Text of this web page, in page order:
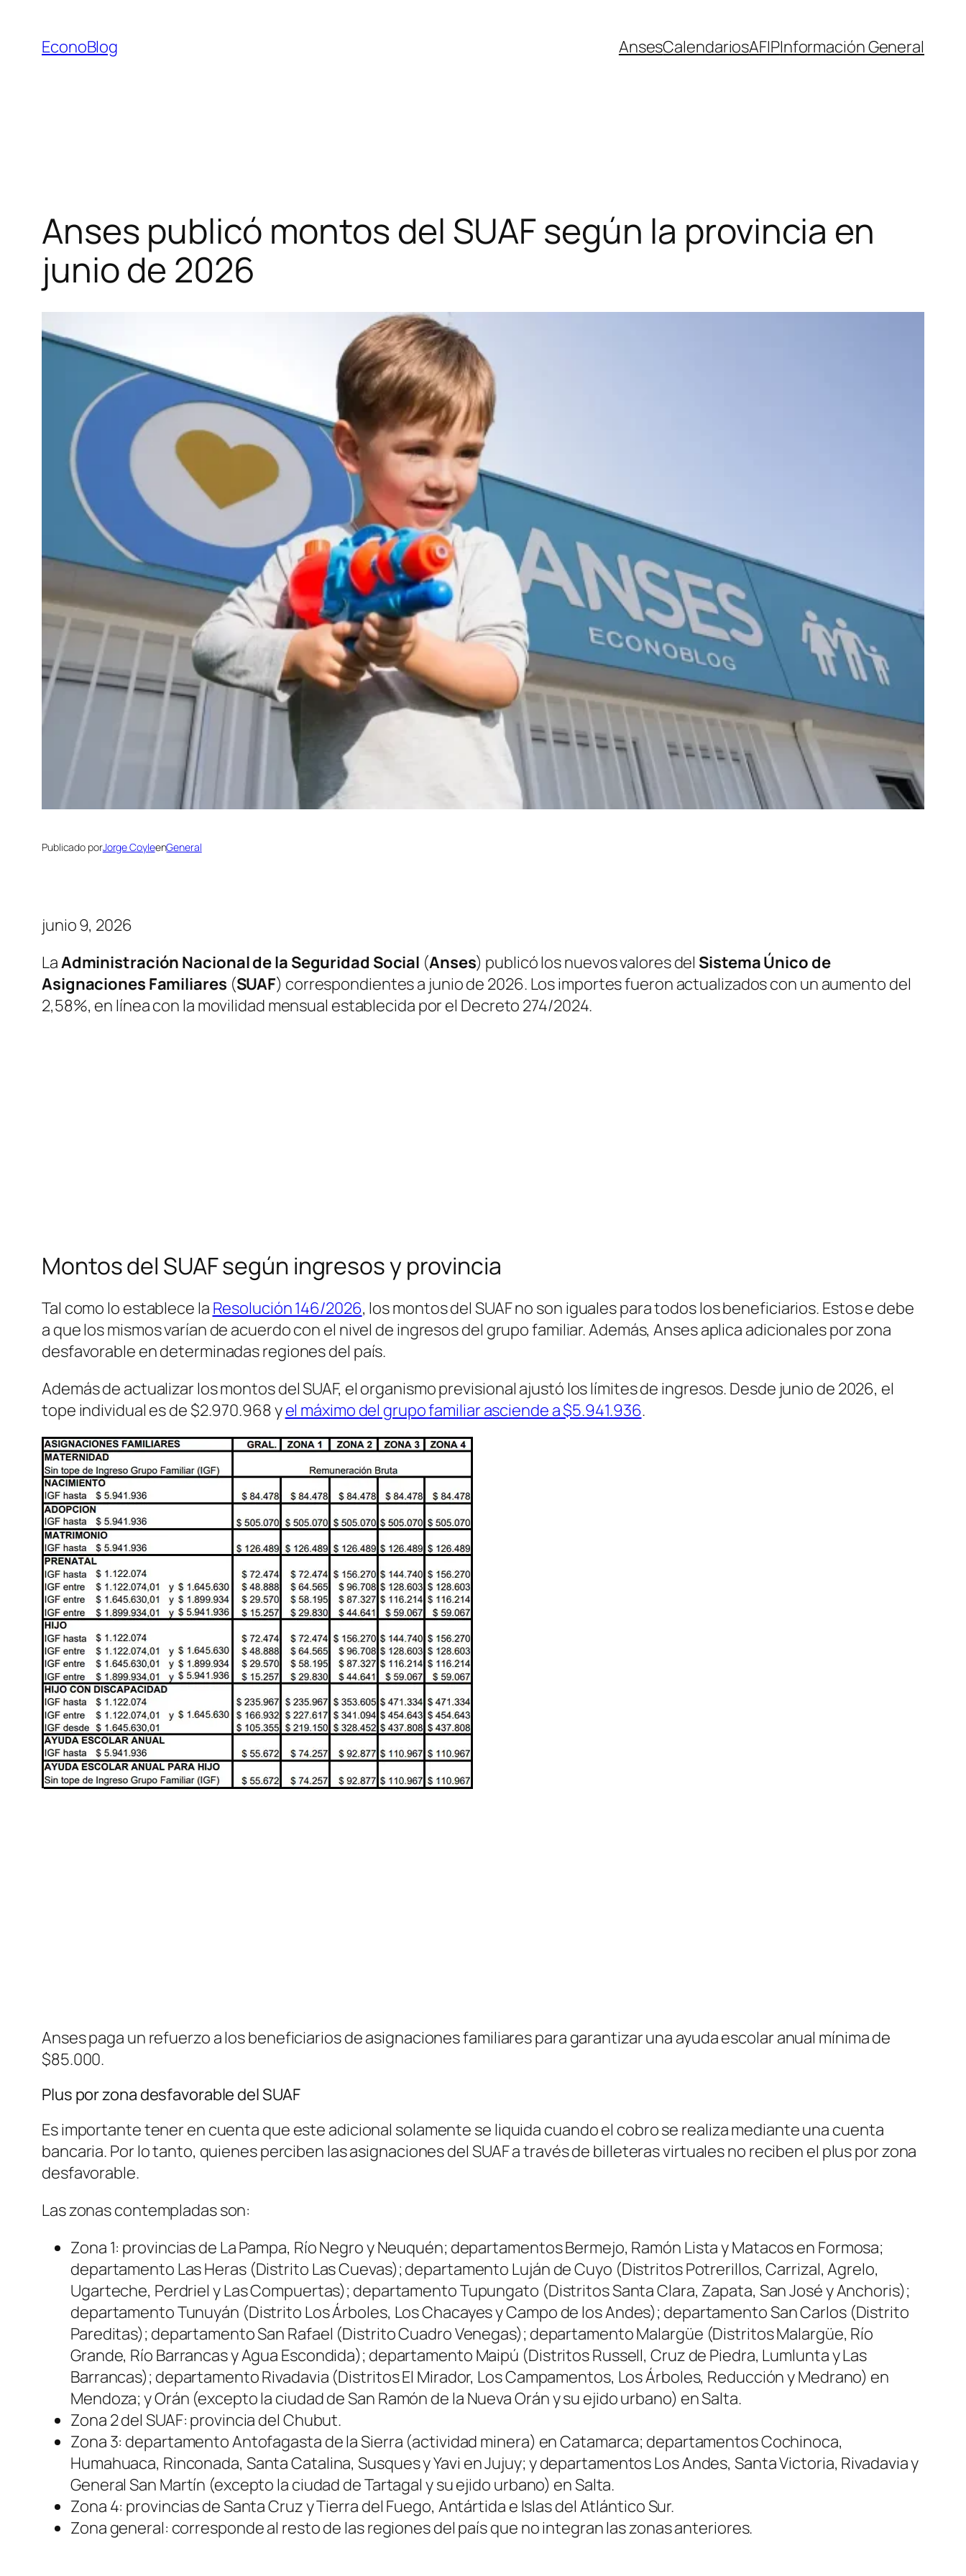
contenido
EconoBlog AnsesCalendariosAFIPInformación General
Anses publicó montos del SUAF según la provincia en
junio de 2026
Publicado porJorge CoyleenGeneral
junio 9, 2026
LaAdministración Nacional de la Seguridad Social (Anses) publicó los nuevos valores del Sistema Único de
Asignaciones Familiares (SUAF) correspondientes a junio de 2026. Los importes fueron actualizados con un aumento del
2,58%, en línea con la movilidad mensual establecida por el Decreto 274/2024.
Montos del SUAF según ingresos y provincia
Tal como lo establece la Resolución 146/2026, los montos del SUAF no son iguales para todos los beneficiarios. Estos e debe
a que los mismos varían de acuerdo con el nivel de ingresos del grupo familiar. Además, Anses aplica adicionales por zona
desfavorable en determinadas regiones del país.
Además de actualizar los montos del SUAF, el organismo previsional ajustó los límites de ingresos. Desde junio de 2026, el
tope individual es de $2.970.968 yel máximo del grupo familiar asciende a $5.941.936.
Anses paga un refuerzo a los beneficiarios de asignaciones familiares para garantizar una ayuda escolar anual mínima de
$85.000.
Plus por zona desfavorable del SUAF
Es importante tener en cuenta que este adicional solamente se liquida cuando el cobro se realiza mediante una cuenta
bancaria. Por lo tanto, quienes perciben las asignaciones del SUAF a través de billeteras virtuales no reciben el plus por zona
desfavorable.
Las zonas contempladas son:
Zona 1: provincias de La Pampa, Río Negro y Neuquén; departamentos Bermejo, Ramón Lista y Matacos en Formosa;
departamento Las Heras (Distrito Las Cuevas); departamento Luján de Cuyo (Distritos Potrerillos, Carrizal, Agrelo,
Ugarteche, Perdriel y Las Compuertas); departamento Tupungato (Distritos Santa Clara, Zapata, San José y Anchoris);
departamento Tunuyán (Distrito Los Árboles, Los Chacayes y Campo de los Andes); departamento San Carlos (Distrito
Pareditas); departamento San Rafael (Distrito Cuadro Venegas); departamento Malargüe (Distritos Malargüe, Río
Grande, Río Barrancas y Agua Escondida); departamento Maipú (Distritos Russell, Cruz de Piedra, Lumlunta y Las
Barrancas); departamento Rivadavia (Distritos El Mirador, Los Campamentos, Los Árboles, Reducción y Medrano) en
Mendoza; y Orán (excepto la ciudad de San Ramón de la Nueva Orán y su ejido urbano) en Salta.
Zona 2 del SUAF: provincia del Chubut.
Zona 3: departamento Antofagasta de la Sierra (actividad minera) en Catamarca; departamentos Cochinoca,
Humahuaca, Rinconada, Santa Catalina, Susques y Yavi en Jujuy; y departamentos Los Andes, Santa Victoria, Rivadavia y
General San Martín (excepto la ciudad de Tartagal y su ejido urbano) en Salta.
Zona 4: provincias de Santa Cruz y Tierra del Fuego, Antártida e Islas del Atlántico Sur.
Zona general: corresponde al resto de las regiones del país que no integran las zonas anteriores.